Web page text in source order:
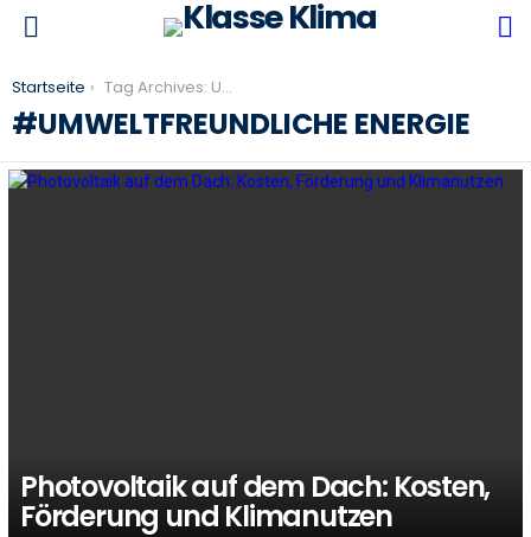
You are here:
Startseite Tag Archives: Umweltfreundliche Energie
UMWELTFREUNDLICHE ENERGIE
Photovoltaik auf dem Dach: Kosten,
Förderung und Klimanutzen